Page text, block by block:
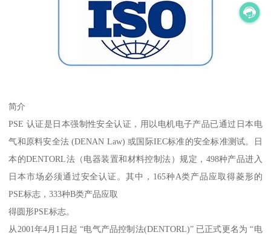
简介
PSE 认证是日本强制性安全认证，用以电机电子产品已通过日本电
气和原料安全法 (DENAN Law) 或国际IEC标准的安全标准测试。日
本的DENTORL法（电器装置和材料控制法）规定，498种产品进入
日本市场必须通过安全认证。其中，165种A类产品应取得菱形的
PSE标志，333种B类产品应取
得圆形PSE标志。
从2001年4月1日起 “电气产品控制法(DENTORL)” 已正式更名为 “电